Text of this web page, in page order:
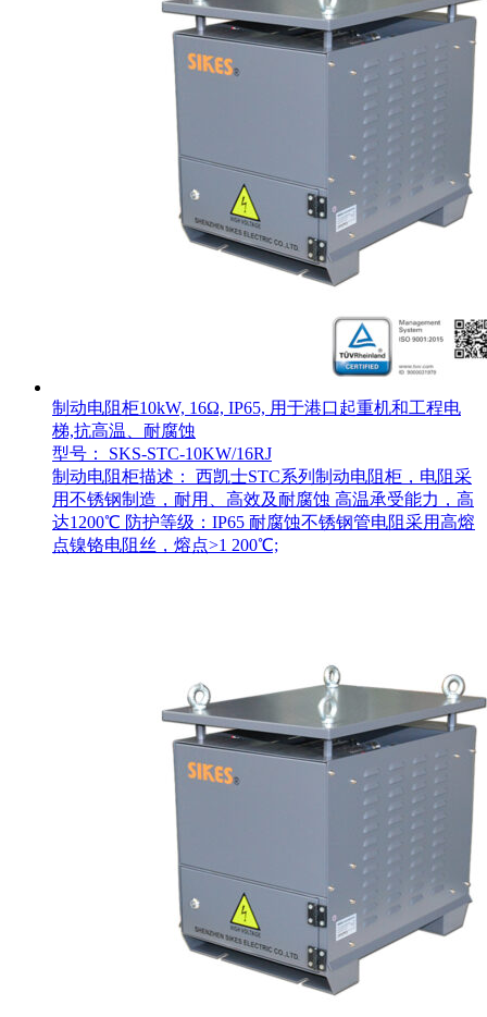
制动电阻柜10kW, 16Ω, IP65, 用于港口起重机和工程电
梯,抗高温、耐腐蚀
型号： SKS-STC-10KW/16RJ
制动电阻柜描述： 西凯士STC系列制动电阻柜，电阻采
用不锈钢制造，耐用、高效及耐腐蚀 高温承受能力，高
达1200℃ 防护等级：IP65 耐腐蚀不锈钢管电阻采用高熔
点镍铬电阻丝，熔点>1 200℃;